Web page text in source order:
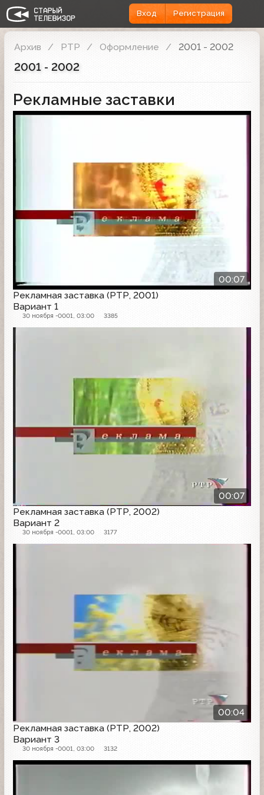
Вход Регистрация
Архив РТР Оформление 2001 - 2002
2001 - 2002
Рекламные заставки
00:07
Рекламная заставка (РТР, 2001)
Вариант 1
30 ноября -0001, 03:00 3385
Рекламная заставка
00:07
Рекламная заставка (РТР, 2002)
Вариант 2
30 ноября -0001, 03:00 3177
00:04
Рекламная заставка (РТР, 2002)
Вариант 3
30 ноября -0001, 03:00 3132
Рекламная заставка